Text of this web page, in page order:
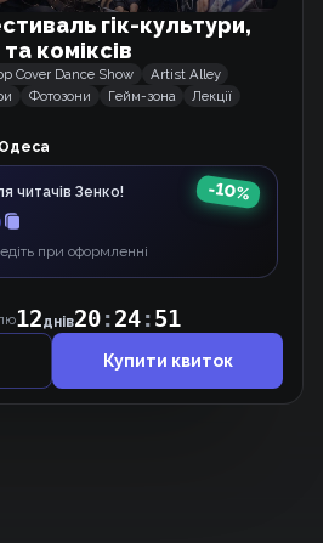
першого рівня.
до Монарха
гік-культури,
коміксів
Cover Dance Show
Artist Alley
Фотозони Гейм-зона
Лекції
Одеса
читачів Зенко!
при оформленні
-10%
12днів20:24:51
Купити квиток